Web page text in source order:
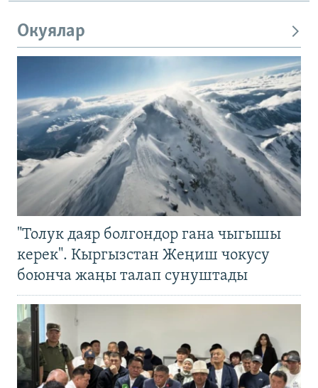
Окуялар
"Толук даяр болгондор гана чыгышы
керек". Кыргызстан Жеңиш чокусу
боюнча жаңы талап сунуштады